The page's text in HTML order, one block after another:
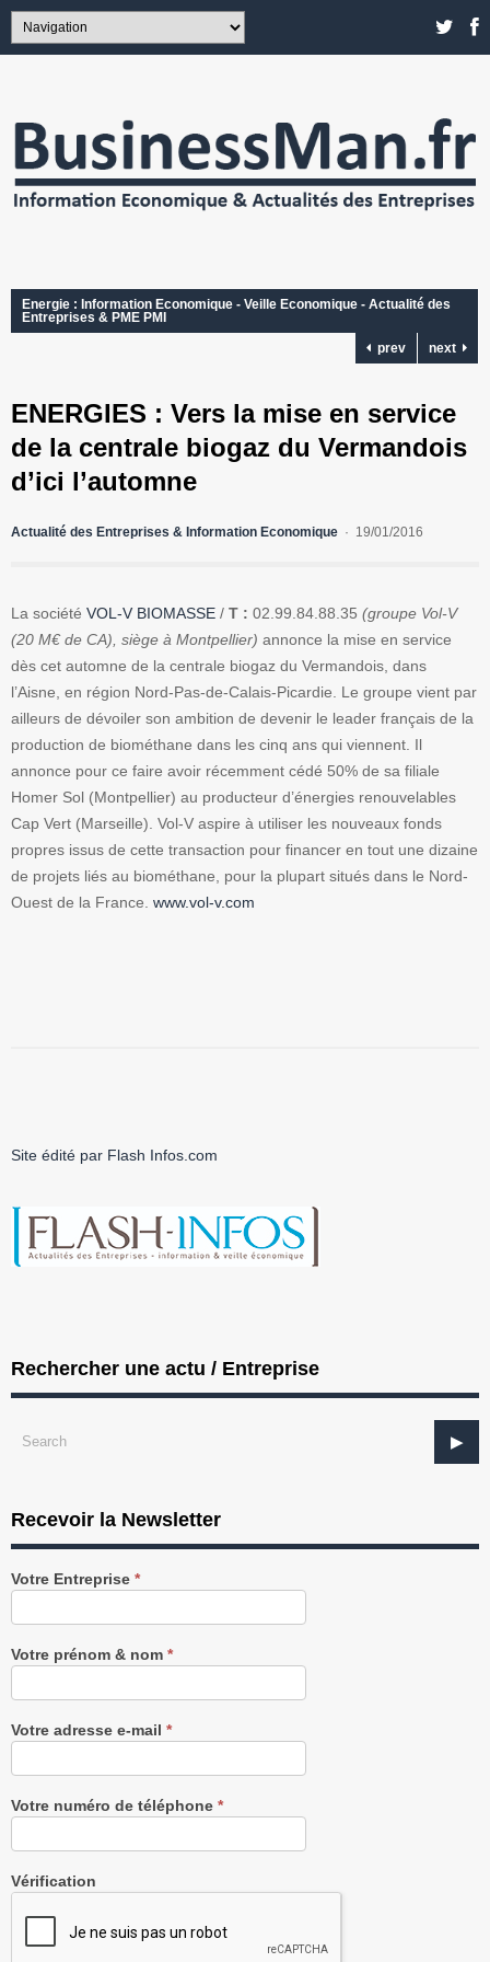
Energie : Information Economique - Veille Economique - Actualité des
Entreprises & PME PMI
prev
next
ENERGIES : Vers la mise en service
de la centrale biogaz du Vermandois
d’ici l’automne
Actualité des Entreprises & Information Economique 19/01/2016
La société VOL-V BIOMASSE / T : 02.99.84.88.35 (groupe Vol-V
(20 M€ de CA), siège à Montpellier) annonce la mise en service
dès cet automne de la centrale biogaz du Vermandois, dans
l’Aisne, en région Nord-Pas-de-Calais-Picardie. Le groupe vient par
ailleurs de dévoiler son ambition de devenir le leader français de la
production de biométhane dans les cinq ans qui viennent. Il
annonce pour ce faire avoir récemment cédé 50% de sa filiale
Homer Sol (Montpellier) au producteur d’énergies renouvelables
Cap Vert (Marseille). Vol-V aspire à utiliser les nouveaux fonds
propres issus de cette transaction pour financer en tout une dizaine
de projets liés au biométhane, pour la plupart situés dans le Nord-
Ouest de la France. www.vol-v.com
Site édité par Flash Infos.com
Rechercher une actu / Entreprise
Recevoir la Newsletter
Recevez
notre
gratuitement
Votre Entreprise *
Votre prénom & nom *
Votre adresse e-mail *
Votre numéro de téléphone *
Vérification